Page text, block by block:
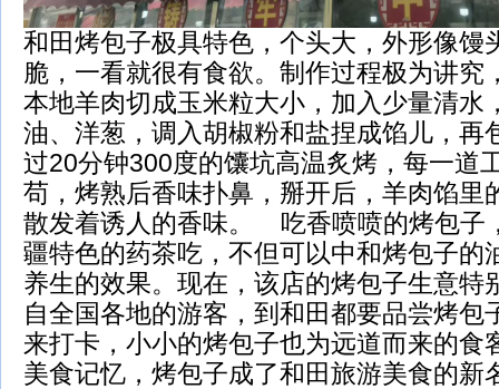
和田烤包子极具特色，个头大，外形像馒
脆，一看就很有食欲。制作过程极为讲究
本地羊肉切成玉米粒大小，加入少量清水
油、洋葱，调入胡椒粉和盐捏成馅儿，再
过20分钟300度的馕坑高温炙烤，每一道
苟，烤熟后香味扑鼻，掰开后，羊肉馅里
散发着诱人的香味。 吃香喷喷的烤包子
疆特色的药茶吃，不但可以中和烤包子的
养生的效果。现在，该店的烤包子生意特
自全国各地的游客，到和田都要品尝烤包
来打卡，小小的烤包子也为远道而来的食
美食记忆，烤包子成了和田旅游美食的新